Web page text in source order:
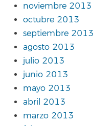
noviembre 2013
octubre 2013
septiembre 2013
agosto 2013
julio 2013
junio 2013
mayo 2013
abril 2013
marzo 2013